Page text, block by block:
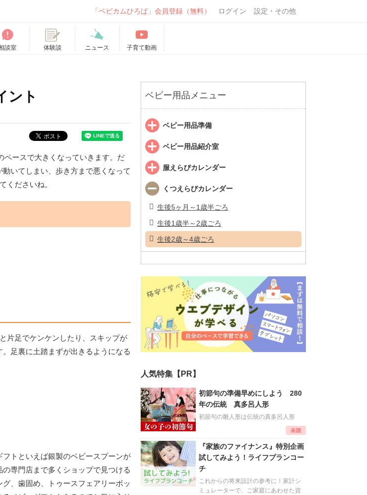
「ベビカムひろば」会員登録（無料） ログイン 設定・その他
談室 体験談 ニュース 子育て動画
ント
ペースで大きくなっていきます。だ
いてしまい、歩き方まで悪くなって
くださいね。
片足でケンケンしたり、スキップが
足裏に土踏まずが出きるようになる
トといえば銀製のベビースプーンが
専門店まで多くショップで見つける
、歯固め、トゥースフェアリーボッ
ベビー用品メニュー
ベビー用品準備
ベビー用品紹介室
服えらびカレンダー
くつえらびカレンダー
生後5ヶ月～1歳半ごろ
生後1歳半～2歳ごろ
生後2歳～4歳ごろ
人気特集【PR】
初節句の準備早めにしよう 280
年の伝統 真多呂人形
初節句の雛人形は伝統の真多呂人形
『家族のファイナンス』特別企画
試してみよう！ライフプランコー
チ
これからの将来設計の参考に！家計シ
ミュレーターで、ご家庭にあわせた資